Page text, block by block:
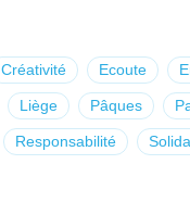
Créativité Ecoute
Liège Pâques
Responsabilité